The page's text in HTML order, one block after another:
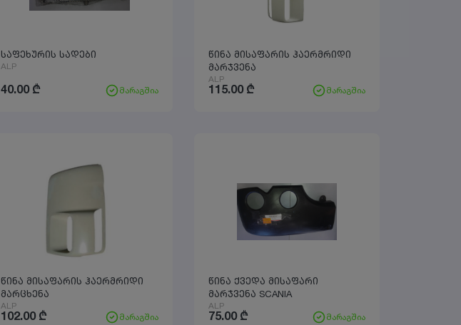
საფეხურის სადები
ALP
მარაგშია
40.00 ₾
წინა მისაფარის ჰაერმრიდი
მარჯვენა
ALP
მარაგშია
115.00 ₾
წინა მისაფარის ჰაერმრიდი
მარცხენა
ALP
მარაგშია
102.00 ₾
წინა ქვედა მისაფარი
მარჯვენა SCANIA
ALP
მარაგშია
75.00 ₾